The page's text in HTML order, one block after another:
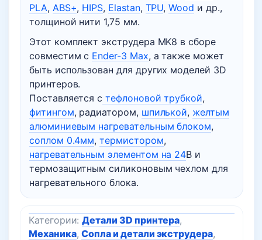
PLA, ABS+, HIPS, Elastan, TPU,Wood и др.,
толщиной нити 1,75 мм.
Этот комплект экструдера MK8 в сборе
совместим с Ender-3 Max, а также может
быть использован для других моделей 3D
принтеров.
Поставляется с тефлоновой трубкой,
фитингом, радиатором, шпилькой, желтым
алюминиевым нагревательным блоком,
соплом 0.4мм,термистором,
нагревательным элементом на 24В и
термозащитным силиконовым чехлом для
нагревательного блока.
Категории:Детали 3D принтера,
Механика,Сопла и детали экструдера,